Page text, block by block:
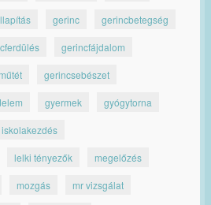
gerinc gerincbetegség
gerincfájdalom
gerincsebészet
gyermek gyógytorna
iskolakezdés
lelki tényezők megelőzés
mozgás mr vizsgálat